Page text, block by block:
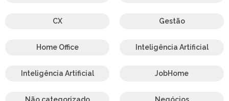
CX Gestão
Home Office Inteligência Artificial
Inteligência Artificial JobHome